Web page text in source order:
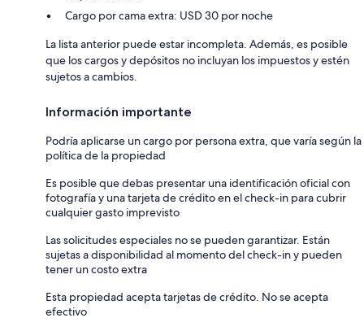
Cargo por cama extra: USD 30 por noche
La lista anterior puede estar incompleta. Además, es posible
que los cargos y depósitos no incluyan los impuestos y estén
sujetos a cambios.
Información importante
Podría aplicarse un cargo por persona extra, que varía según la
política de la propiedad
Es posible que debas presentar una identificación oficial con
fotografía y una tarjeta de crédito en el check-in para cubrir
cualquier gasto imprevisto
Las solicitudes especiales no se pueden garantizar. Están
sujetas a disponibilidad al momento del check-in y pueden
tener un costo extra
Esta propiedad acepta tarjetas de crédito. No se acepta
efectivo